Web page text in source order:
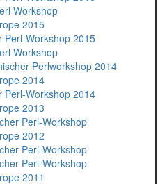
Workshop
2015
Perl-Workshop 2015
Workshop
Perlworkshop 2014
2014
Perl-Workshop 2014
2013
Perl-Workshop
2012
Perl-Workshop
Perl-Workshop
2011